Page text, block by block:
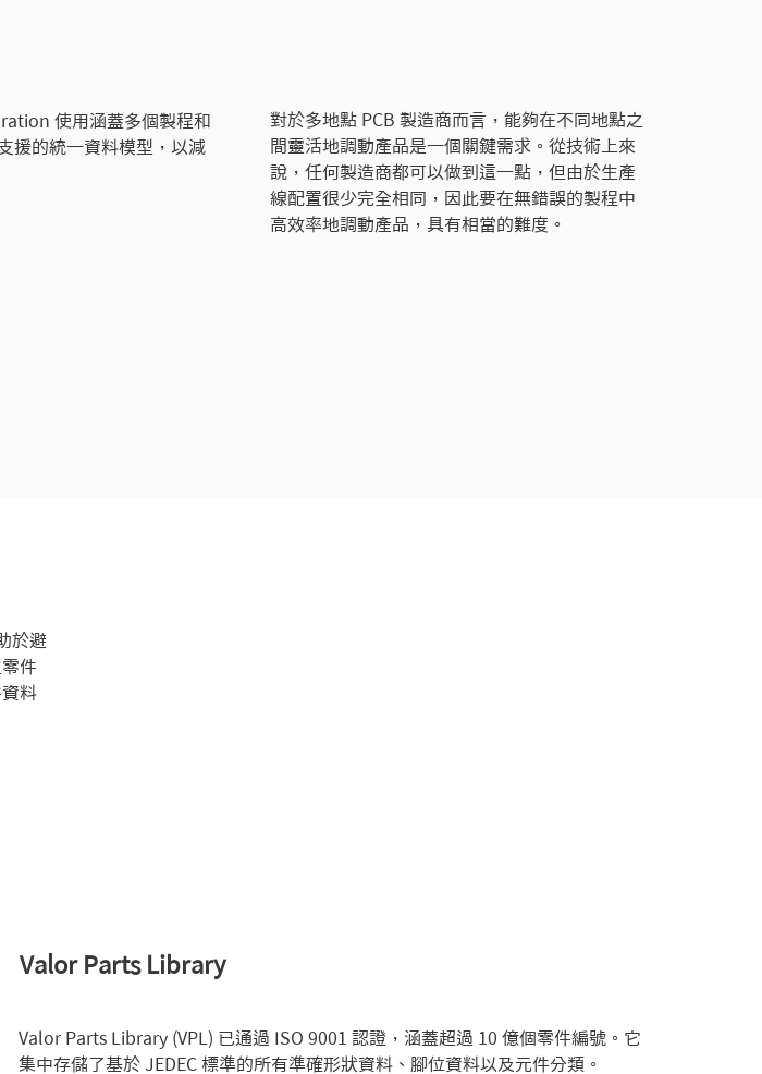
使用涵蓋多個製程和
援的統一資料模型，以減
對於多地點 PCB 製造商而言，能夠在不同地點之
間靈活地調動產品是一個關鍵需求。從技術上來
說，任何製造商都可以做到這一點，但由於生產
線配置很少完全相同，因此要在無錯誤的製程中
高效率地調動產品，具有相當的難度。
於避
件
料
Valor Parts Library
Valor Parts Library (VPL) 已通過 ISO 9001 認證，涵蓋超過 10 億個零件編號。它
集中存儲了基於 JEDEC 標準的所有準確形狀資料、腳位資料以及元件分類。